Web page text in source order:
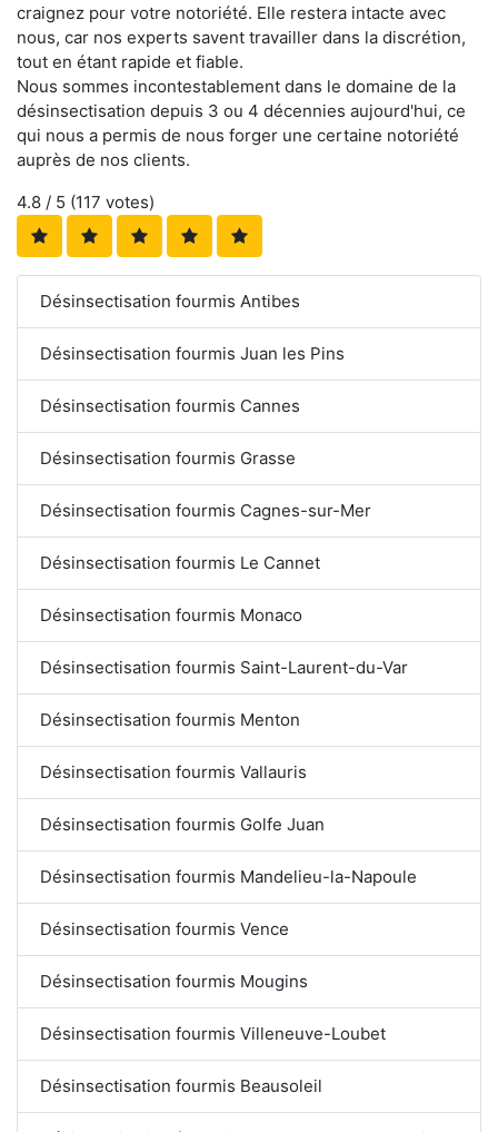
craignez pour votre notoriété. Elle restera intacte avec
nous, car nos experts savent travailler dans la discrétion,
tout en étant rapide et fiable.
Nous sommes incontestablement dans le domaine de la
désinsectisation depuis 3 ou 4 décennies aujourd'hui, ce
qui nous a permis de nous forger une certaine notoriété
auprès de nos clients.
4.8 / 5 (117 votes)
Désinsectisation fourmis Antibes
Désinsectisation fourmis Juan les Pins
Désinsectisation fourmis Cannes
Désinsectisation fourmis Grasse
Désinsectisation fourmis Cagnes-sur-Mer
Désinsectisation fourmis Le Cannet
Désinsectisation fourmis Monaco
Désinsectisation fourmis Saint-Laurent-du-Var
Désinsectisation fourmis Menton
Désinsectisation fourmis Vallauris
Désinsectisation fourmis Golfe Juan
Désinsectisation fourmis Mandelieu-la-Napoule
Désinsectisation fourmis Vence
Désinsectisation fourmis Mougins
Désinsectisation fourmis Villeneuve-Loubet
Désinsectisation fourmis Beausoleil